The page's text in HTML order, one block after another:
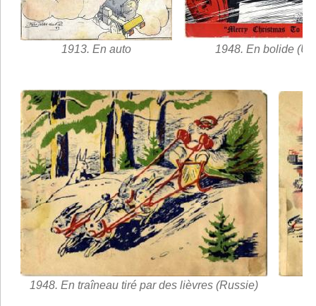
1913. En auto 1948. En bolide
1948. En traîneau tiré par des lièvres (Russie)